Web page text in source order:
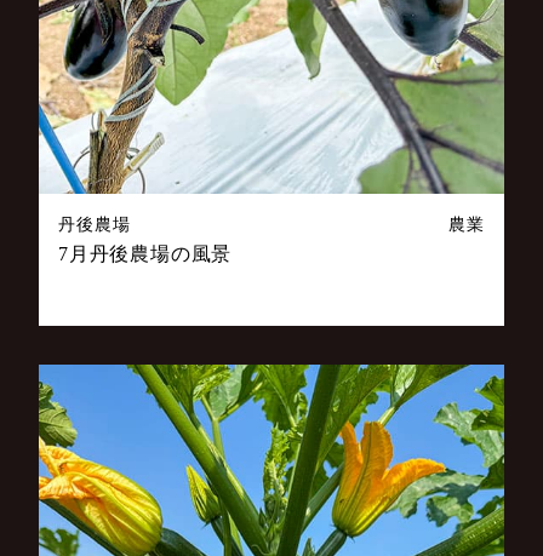
丹後農場 農業
7月丹後農場の風景